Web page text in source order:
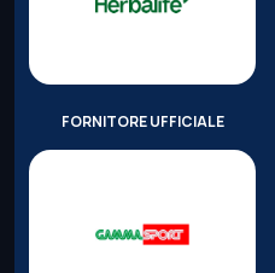
FORNITORE UFFICIALE